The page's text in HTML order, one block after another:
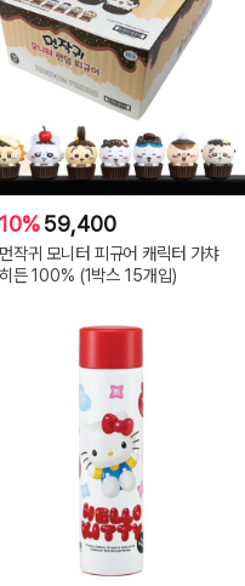
10%59,400
먼작귀 모니터 피규어 캐릭터 가챠
히든 100% (1박스 15개입)